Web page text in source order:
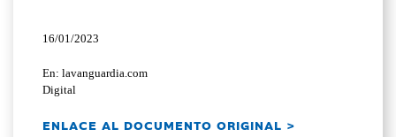
16/01/2023
En: lavanguardia.com
Digital
ENLACE AL DOCUMENTO ORIGINAL >